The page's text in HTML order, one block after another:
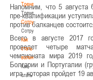
Тренерам
Тренерам
Сотрудничество
Сотрудничество
Как
стать
волонтером
Как
стать
Напомним, что 5 августа
пре-квалификации
против балканцев
Всего в августе 2017
проведет четыре
чемпионата мира 2019
Болгарии и Португалии
игра, которая пройдет 19